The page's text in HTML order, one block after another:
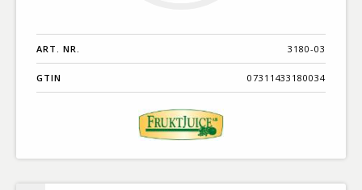
ART. NR. 3180-03
GTIN 07311433180034